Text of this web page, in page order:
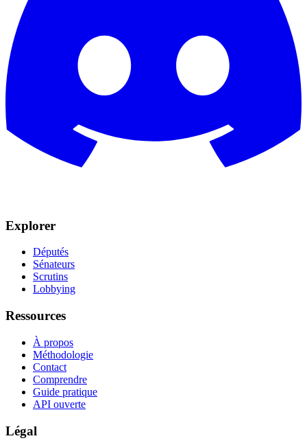
Explorer
Députés
Sénateurs
Scrutins
Lobbying
Ressources
À propos
Méthodologie
Contact
Comprendre
Guide pratique
API ouverte
Légal